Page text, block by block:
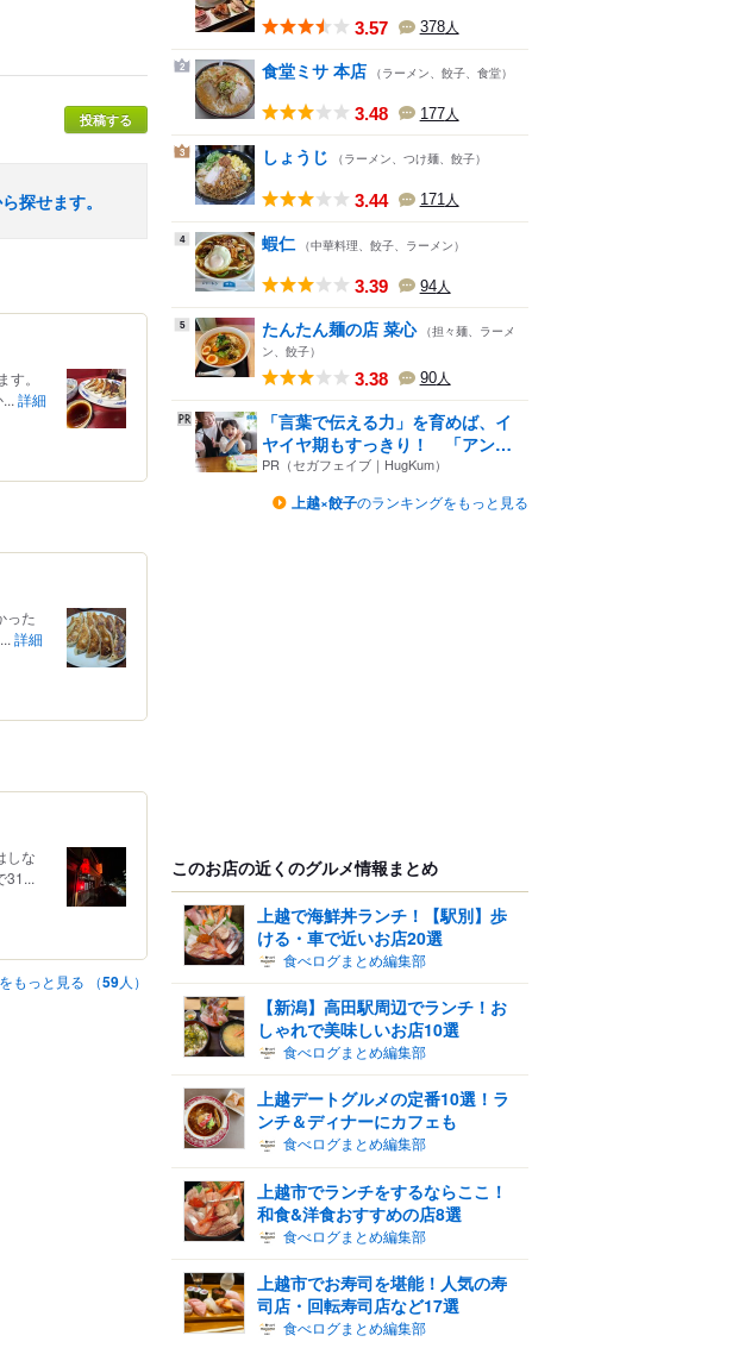
投稿する
探せます。
。
詳細
った
詳細
しな
31...
をもっと見る （59人）
3.57 378人
2 食堂ミサ 本店 （ラーメン、餃子、食堂）
3.48 177人
3 しょうじ （ラーメン、つけ麺、餃子）
3.44 171人
4 蝦仁 （中華料理、餃子、ラーメン）
3.39 94人
5 たんたん麺の店 菜心 （担々麺、ラーメ
ン、餃子）
3.38 90人
「言葉で伝える力」を育めば、イ
ヤイヤ期もすっきり！ 「アン
パ...
PR（セガフェイブ｜HugKum）
上越×餃子のランキングをもっと見る
このお店の近くのグルメ情報まとめ
上越で海鮮丼ランチ！【駅別】歩
ける・車で近いお店20選
食べログまとめ編集部
【新潟】高田駅周辺でランチ！お
しゃれで美味しいお店10選
食べログまとめ編集部
上越デートグルメの定番10選！ラ
ンチ＆ディナーにカフェも
食べログまとめ編集部
上越市でランチをするならここ！
和食&洋食おすすめの店8選
食べログまとめ編集部
上越市でお寿司を堪能！人気の寿
司店・回転寿司店など17選
食べログまとめ編集部